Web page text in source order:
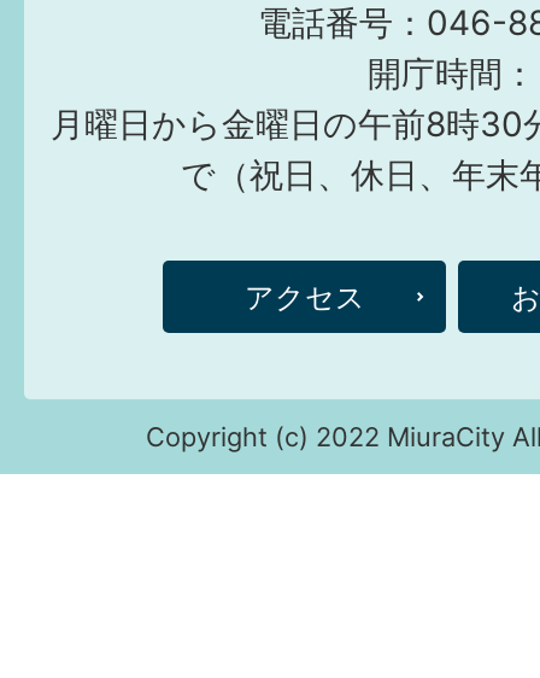
電話番号：046-
開庁時間：
月曜日から金曜日の午前8時30
で（祝日、休日、年末
アクセス
Copyright (c) 2022 MiuraCity